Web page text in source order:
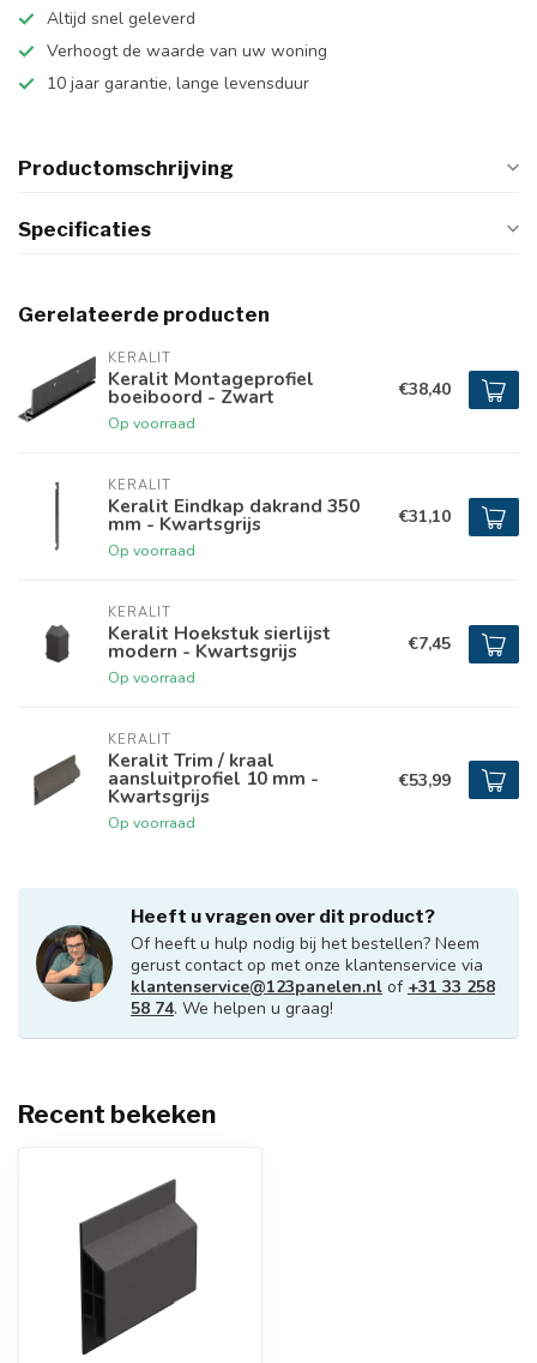
Altijd snel geleverd
Verhoogt de waarde van uw woning
10 jaar garantie, lange levensduur
Productomschrijving
Specificaties
Gerelateerde producten
KERALIT
Keralit Montageprofiel
boeiboord - Zwart
Op voorraad
€38,40
KERALIT
Keralit Eindkap dakrand 350
mm - Kwartsgrijs
Op voorraad
€31,10
KERALIT
Keralit Hoekstuk sierlijst
modern - Kwartsgrijs
Op voorraad
€7,45
KERALIT
Keralit Trim / kraal
aansluitprofiel 10 mm -
Kwartsgrijs
Op voorraad
€53,99
Heeft u vragen over dit product?
Of heeft u hulp nodig bij het bestellen? Neem
gerust contact op met onze klantenservice via
klantenservice@123panelen.nl of +31 33 258
58 74. We helpen u graag!
Recent bekeken